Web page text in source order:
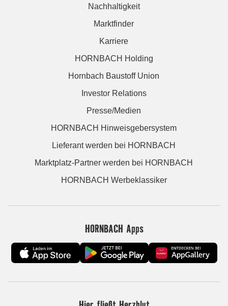
Nachhaltigkeit
Marktfinder
Karriere
HORNBACH Holding
Hornbach Baustoff Union
Investor Relations
Presse/Medien
HORNBACH Hinweisgebersystem
Lieferant werden bei HORNBACH
Marktplatz-Partner werden bei HORNBACH
HORNBACH Werbeklassiker
HORNBACH Apps